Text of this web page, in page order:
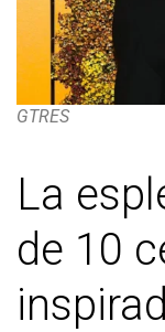
GTRES
La
de 10